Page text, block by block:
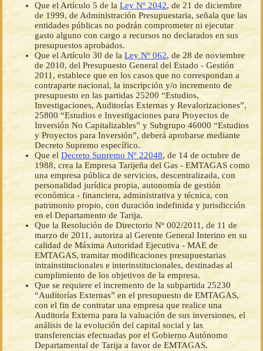
Que el Artículo 5 de la Ley Nº 2042, de 21 de diciembre
de 1999, de Administración Presupuestaria, señala que las
entidades públicas no podrán comprometer ni ejecutar
gasto alguno con cargo a recursos no declarados en sus
presupuestos aprobados.
Que el Artículo 30 de la Ley Nº 062, de 28 de noviembre
de 2010, del Presupuesto General del Estado - Gestión
2011, establece que en los casos que no correspondan a
contraparte nacional, la inscripción y/o incremento de
presupuesto en las partidas 25200 “Estudios,
Investigaciones, Auditorías Externas y Revalorizaciones”,
25800 “Estudios e Investigaciones para Proyectos de
Inversión No Capitalizables” y Subgrupo 46000 “Estudios
y Proyectos para Inversión”, deberá aprobarse mediante
Decreto Supremo específico.
Que el Decreto Supremo Nº 22048, de 14 de octubre de
1988, crea la Empresa Tarijeña del Gas - EMTAGAS como
una empresa pública de servicios, descentralizada, con
personalidad jurídica propia, autonomía de gestión
económica - financiera, administrativa y técnica, con
patrimonio propio, con duración indefinida y jurisdicción
en el Departamento de Tarija.
Que la Resolución de Directorio Nº 002/2011, de 11 de
marzo de 2011, autoriza al Gerente General Interino en su
calidad de Máxima Autoridad Ejecutiva - MAE de
EMTAGAS, tramitar modificaciones presupuestarias
intrainstitucionales e interinstitucionales, destinadas al
cumplimiento de los objetivos de la empresa.
Que se requiere el incremento de la subpartida 25230
“Auditorías Externas” en el presupuesto de EMTAGAS,
con el fin de contratar una empresa que realice una
Auditoría Externa para la valuación de sus inversiones, el
análisis de la evolución del capital social y las
transferencias efectuadas por el Gobierno Autónomo
Departamental de Tarija a favor de EMTAGAS.